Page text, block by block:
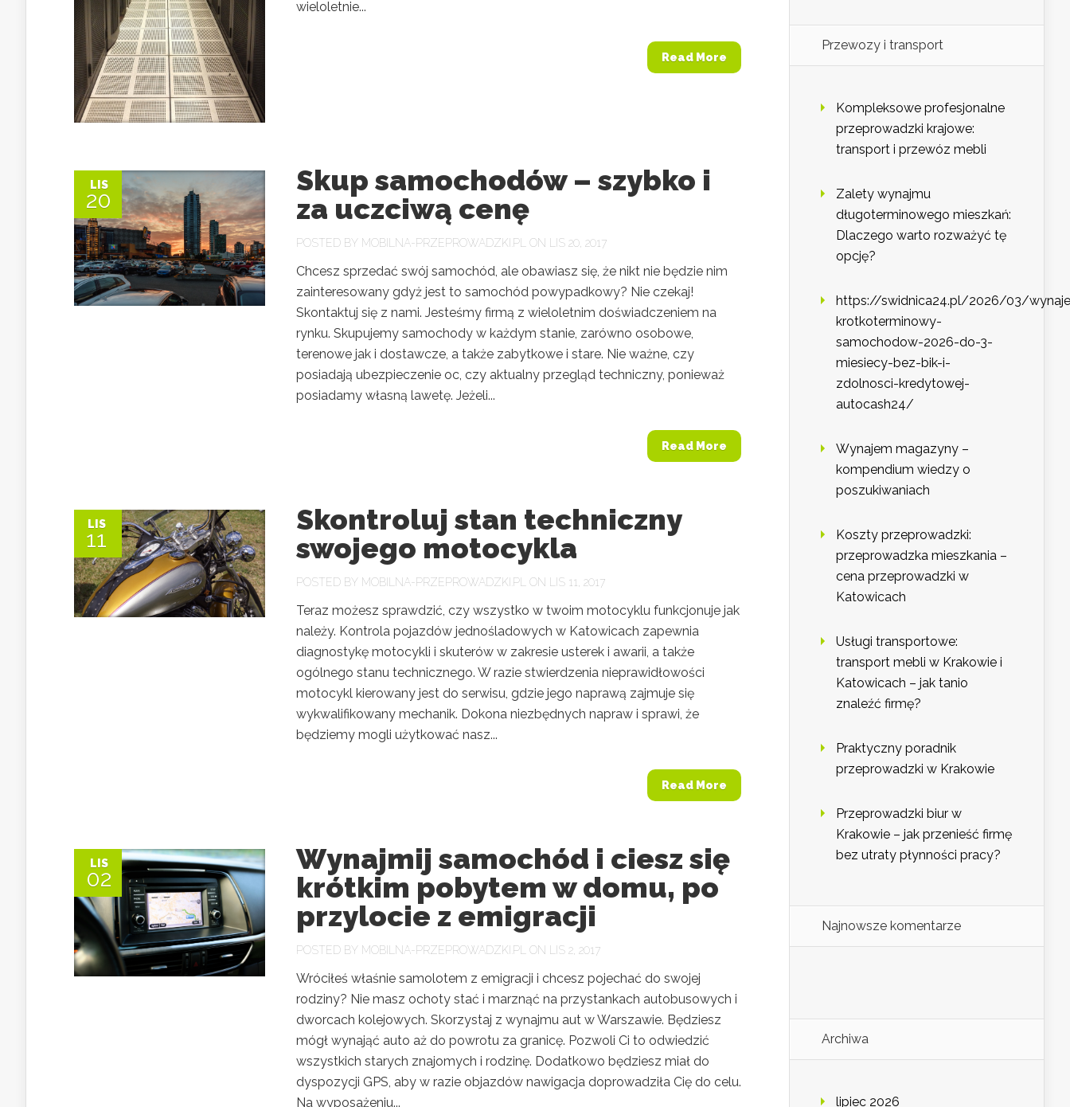
wieloletnie...
Read More
LIS
20
Skup samochodów – szybko i
za uczciwą cenę
POSTED BY MOBILNA-PRZEPROWADZKI.PL ON LIS 20, 2017
Chcesz sprzedać swój samochód, ale obawiasz się, że nikt nie będzie nim
zainteresowany gdyż jest to samochód powypadkowy? Nie czekaj!
Skontaktuj się z nami. Jesteśmy firmą z wieloletnim doświadczeniem na
rynku. Skupujemy samochody w każdym stanie, zarówno osobowe,
terenowe jak i dostawcze, a także zabytkowe i stare. Nie ważne, czy
posiadają ubezpieczenie oc, czy aktualny przegląd techniczny, ponieważ
posiadamy własną lawetę. Jeżeli...
Read More
LIS
11
Skontroluj stan techniczny
swojego motocykla
POSTED BY MOBILNA-PRZEPROWADZKI.PL ON LIS 11, 2017
Teraz możesz sprawdzić, czy wszystko w twoim motocyklu funkcjonuje jak
należy. Kontrola pojazdów jednośladowych w Katowicach zapewnia
diagnostykę motocykli i skuterów w zakresie usterek i awarii, a także
ogólnego stanu technicznego. W razie stwierdzenia nieprawidłowości
motocykl kierowany jest do serwisu, gdzie jego naprawą zajmuje się
wykwalifikowany mechanik. Dokona niezbędnych napraw i sprawi, że
będziemy mogli użytkować nasz...
Read More
LIS
02
Wynajmij samochód i ciesz się
krótkim pobytem w domu, po
przylocie z emigracji
POSTED BY MOBILNA-PRZEPROWADZKI.PL ON LIS 2, 2017
Wróciłeś właśnie samolotem z emigracji i chcesz pojechać do swojej
rodziny? Nie masz ochoty stać i marznąć na przystankach autobusowych i
dworcach kolejowych. Skorzystaj z wynajmu aut w Warszawie. Będziesz
mógł wynająć auto aż do powrotu za granicę. Pozwoli Ci to odwiedzić
wszystkich starych znajomych i rodzinę. Dodatkowo będziesz miał do
dyspozycji GPS, aby w razie objazdów nawigacja doprowadziła Cię do celu.
Na wyposażeniu...
Przewozy i transport
Kompleksowe profesjonalne
przeprowadzki krajowe:
transport i przewóz mebli
Zalety wynajmu
długoterminowego mieszkań:
Dlaczego warto rozważyć tę
opcję?
https://swidnica24.pl/2026/03/
krotkoterminowy-
samochodow-2026-do-3-
miesiecy-bez-bik-i-
zdolnosci-kredytowej-
autocash24/
Wynajem magazyny –
kompendium wiedzy o
poszukiwaniach
Koszty przeprowadzki:
przeprowadzka mieszkania –
cena przeprowadzki w
Katowicach
Usługi transportowe:
transport mebli w Krakowie i
Katowicach – jak tanio
znaleźć firmę?
Praktyczny poradnik
przeprowadzki w Krakowie
Przeprowadzki biur w
Krakowie – jak przenieść firmę
bez utraty płynności pracy?
Najnowsze komentarze
Archiwa
lipiec 2026